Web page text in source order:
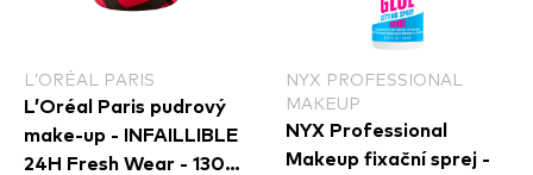
L’ORÉAL PARIS
L’Oréal Paris pudrový
make-up - INFAILLIBLE
24H Fresh Wear - 130
NYX PROFESSIONAL
MAKEUP
NYX Professional
Makeup fixační sprej -